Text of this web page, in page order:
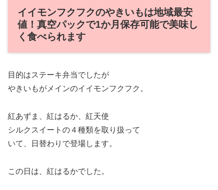
イイモンフクフクのやきいもは地域最安
値！真空パックで1か月保存可能で美味し
く食べられます
目的はステーキ弁当でしたが
やきいもがメインのイイモンフクフク。
紅あずま、紅はるか、紅天使
シルクスイートの４種類を取り扱って
いて、日替わりで登場します。
この日は、紅はるかでした。